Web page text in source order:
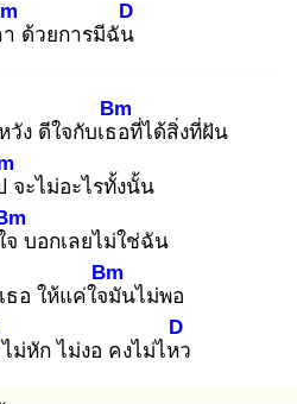
ด้วยการมีฉัน
D
ง ดีใจกับเธอ
Bm
ที่ได้สิ่งที่ฝัน
จะไม่อะไรทั้งนั้น
จ บอกเลยไม่ใช่ฉัน
ธอ ให้แค่ใจมั
Bm
นไม่พอ
ไม่หัก ไม่งอ คงไม่ไหว
D